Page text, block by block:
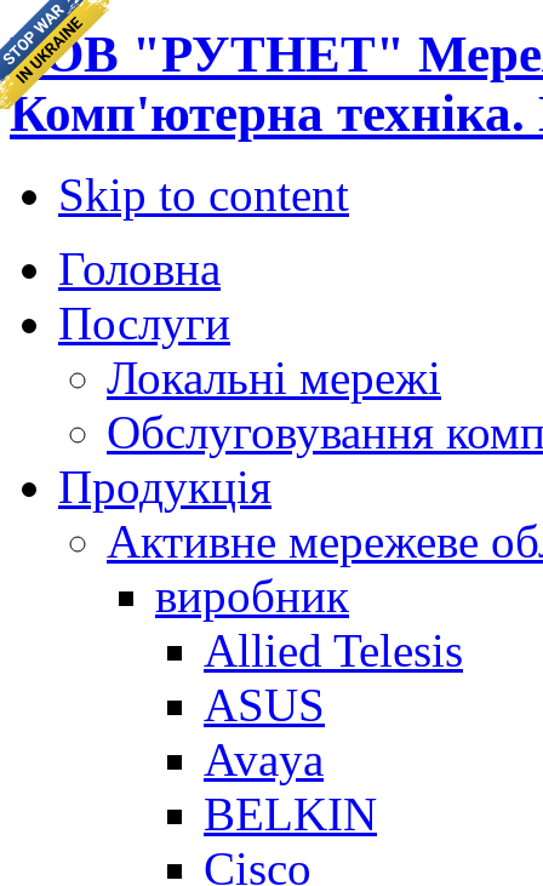
ТОВ "РУТНЕТ"
Комп'ютерна
Skip to content
Головна
Послуги
Локальні мережі
Обслуговування
Продукція
Активне мережеве
виробник
Allied Telesis
ASUS
Avaya
BELKIN
Cisco